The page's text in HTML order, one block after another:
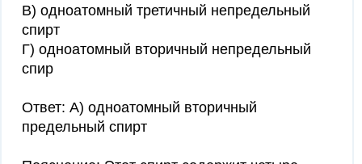
В) одноатомный третичный непредельный
спирт
Г) одноатомный вторичный непредельный
спир
Ответ: А) одноатомный вторичный
предельный спирт